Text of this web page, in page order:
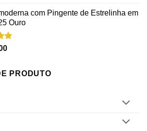
com Pingente de Estrelinha em
Ouro
PRODUTO